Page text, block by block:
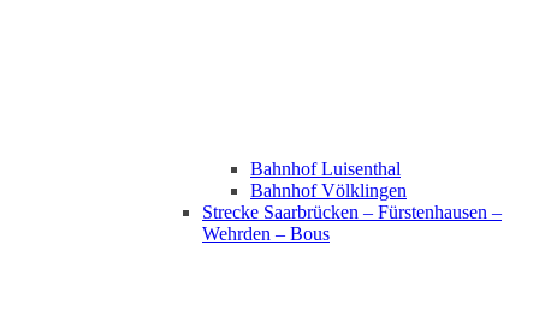
Bahnhof Luisenthal
Bahnhof Völklingen
Strecke Saarbrücken – Fürstenhausen –
Wehrden – Bous